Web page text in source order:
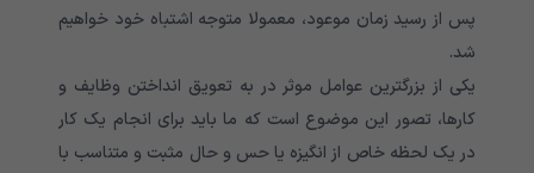
پس از رسید زمان موعود، معمولا متوجه اشتباه خود خواهیم
شد.
یکی از بزرگترین عوامل موثر در به تعویق انداختن وظایف و
کارها، تصور این موضوع است که ما باید برای انجام یک کار
در یک لحظه خاص از انگیزه یا حس و حال مثبت و متناسب با